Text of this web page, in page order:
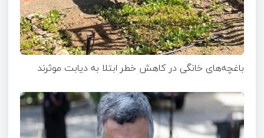
باغچه‌های خانگی در کاهش خطر ابتلا به دیابت موثرند